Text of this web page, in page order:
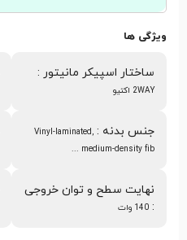
ویژگی ها
ساختار اسپیکر مانیتور :
2WAY اکتیو
جنس بدنه :
Vinyl-laminated,
medium-density fib ...
نهایت سطح و توان خروجی
: 140 وات